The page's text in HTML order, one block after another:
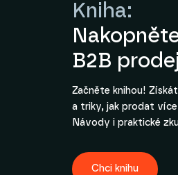
Kniha:
B2B prodej
Začněte knihou!
a triky, jak prodat
Návody i praktické
Chci knihu